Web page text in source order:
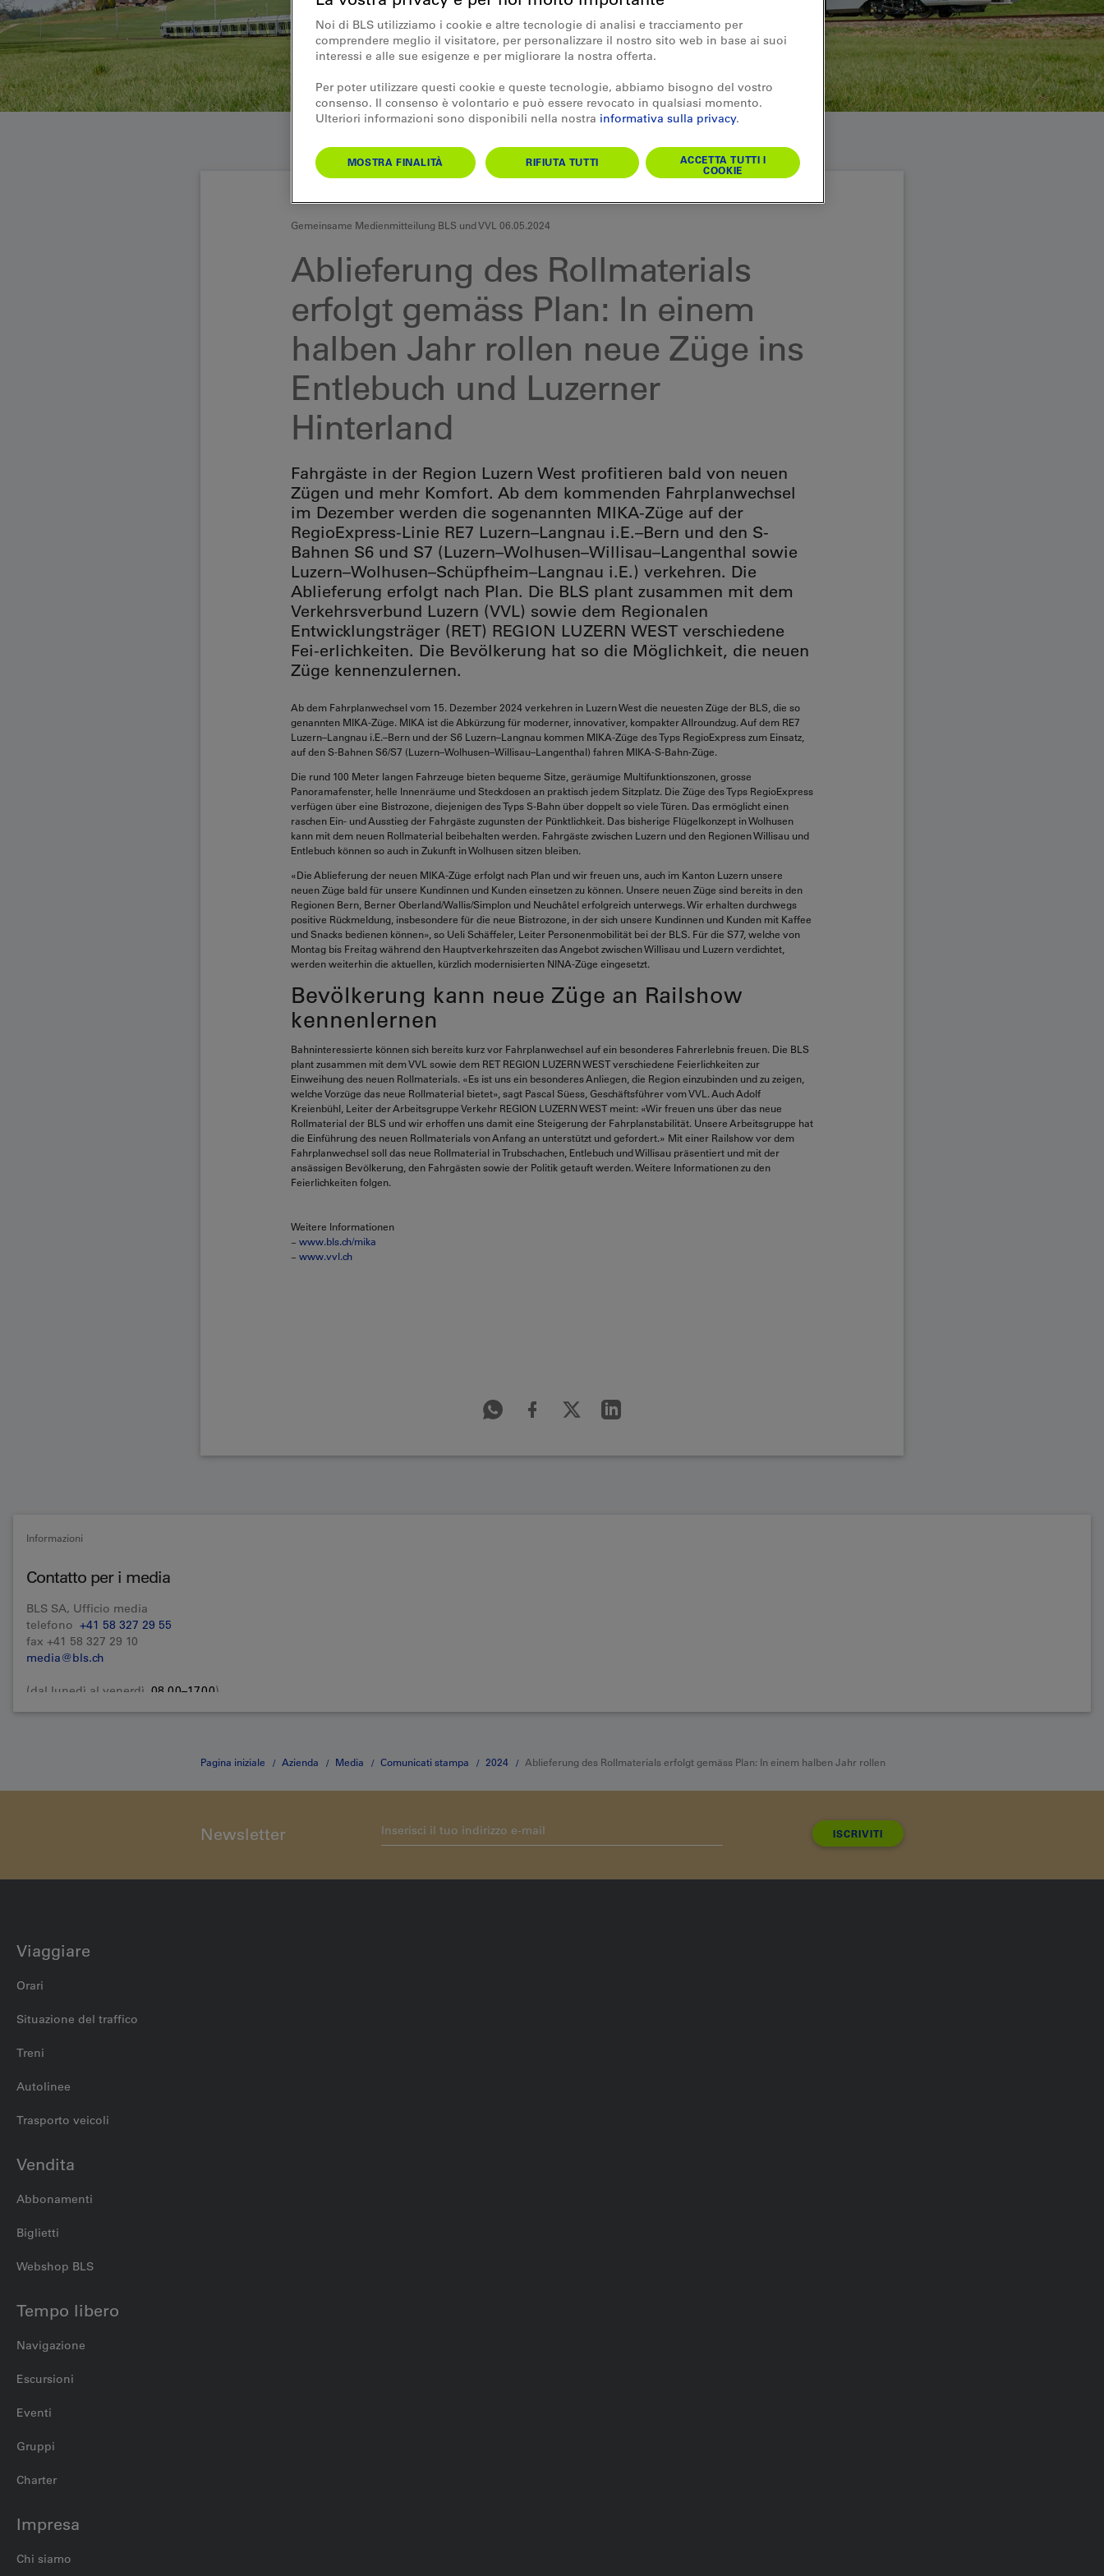
Gemeinsame Medienmitteilung BLS und VVL 06.05.2024
Ablieferung des Rollmaterials
erfolgt gemäss Plan: In einem
halben Jahr rollen neue Züge ins
Entlebuch und Luzerner
Hinterland
Fahrgäste in der Region Luzern West profitieren bald von neuen
Zügen und mehr Komfort. Ab dem kommenden Fahrplanwechsel
im Dezember werden die sogenannten MIKA-Züge auf der
RegioExpress-Linie RE7 Luzern–Langnau i.E.–Bern und den S-
Bahnen S6 und S7 (Luzern–Wolhusen–Willisau–Langenthal sowie
Luzern–Wolhusen–Schüpfheim–Langnau i.E.) verkehren. Die
Ablieferung erfolgt nach Plan. Die BLS plant zusammen mit dem
Verkehrsverbund Luzern (VVL) sowie dem Regionalen
Entwicklungsträger (RET) REGION LUZERN WEST verschiedene
Fei-erlichkeiten. Die Bevölkerung hat so die Möglichkeit, die neuen
Züge kennenzulernen.
Ab dem Fahrplanwechsel vom 15. Dezember 2024 verkehren in Luzern West die neuesten Züge der BLS, die so
genannten MIKA-Züge. MIKA ist die Abkürzung für moderner, innovativer, kompakter Allroundzug. Auf dem RE7
Luzern–Langnau i.E.–Bern und der S6 Luzern–Langnau kommen MIKA-Züge des Typs RegioExpress zum Einsatz,
auf den S-Bahnen S6/S7 (Luzern–Wolhusen–Willisau–Langenthal) fahren MIKA-S-Bahn-Züge.
Die rund 100 Meter langen Fahrzeuge bieten bequeme Sitze, geräumige Multifunktionszonen, grosse
Panoramafenster, helle Innenräume und Steckdosen an praktisch jedem Sitzplatz. Die Züge des Typs RegioExpress
verfügen über eine Bistrozone, diejenigen des Typs S-Bahn über doppelt so viele Türen. Das ermöglicht einen
raschen Ein- und Ausstieg der Fahrgäste zugunsten der Pünktlichkeit. Das bisherige Flügelkonzept in Wolhusen
kann mit dem neuen Rollmaterial beibehalten werden. Fahrgäste zwischen Luzern und den Regionen Willisau und
Entlebuch können so auch in Zukunft in Wolhusen sitzen bleiben.
«Die Ablieferung der neuen MIKA-Züge erfolgt nach Plan und wir freuen uns, auch im Kanton Luzern unsere
neuen Züge bald für unsere Kundinnen und Kunden einsetzen zu können. Unsere neuen Züge sind bereits in den
Regionen Bern, Berner Oberland/Wallis/Simplon und Neuchâtel erfolgreich unterwegs. Wir erhalten durchwegs
positive Rückmeldung, insbesondere für die neue Bistrozone, in der sich unsere Kundinnen und Kunden mit Kaffee
und Snacks bedienen können», so Ueli Schäffeler, Leiter Personenmobilität bei der BLS. Für die S77, welche von
Montag bis Freitag während den Hauptverkehrszeiten das Angebot zwischen Willisau und Luzern verdichtet,
werden weiterhin die aktuellen, kürzlich modernisierten NINA-Züge eingesetzt.
Bevölkerung kann neue Züge an Railshow
kennenlernen
Bahninteressierte können sich bereits kurz vor Fahrplanwechsel auf ein besonderes Fahrerlebnis freuen. Die BLS
plant zusammen mit dem VVL sowie dem RET REGION LUZERN WEST verschiedene Feierlichkeiten zur
Einweihung des neuen Rollmaterials. «Es ist uns ein besonderes Anliegen, die Region einzubinden und zu zeigen,
welche Vorzüge das neue Rollmaterial bietet», sagt Pascal Süess, Geschäftsführer vom VVL. Auch Adolf
Kreienbühl, Leiter der Arbeitsgruppe Verkehr REGION LUZERN WEST meint: «Wir freuen uns über das neue
Rollmaterial der BLS und wir erhoffen uns damit eine Steigerung der Fahrplanstabilität. Unsere Arbeitsgruppe hat
die Einführung des neuen Rollmaterials von Anfang an unterstützt und gefordert.» Mit einer Railshow vor dem
Fahrplanwechsel soll das neue Rollmaterial in Trubschachen, Entlebuch und Willisau präsentiert und mit der
ansässigen Bevölkerung, den Fahrgästen sowie der Politik getauft werden. Weitere Informationen zu den
Feierlichkeiten folgen.
Weitere Informationen
− www.bls.ch/mika
− www.vvl.ch
Informazioni
Contatto per i media
BLS SA, Ufficio media
telefono +41 58 327 29 55
fax +41 58 327 29 10
media@bls.ch
(dal lunedì al venerdì, 08.00–17.00)
Pagina iniziale Azienda Media Comunicati stampa 2024 Ablieferung des Rollmaterials erfolgt gemäss Plan: In einem halben Jahr rollen
Newsletter ISCRIVITI
Viaggiare
Orari
Situazione del traffico
Treni
Autolinee
Trasporto veicoli
Vendita
Abbonamenti
Biglietti
Webshop BLS
Tempo libero
Navigazione
Escursioni
Eventi
Gruppi
Charter
Impresa
Chi siamo
Noi di BLS utilizziamo i cookie e altre tecnologie di analisi e tracciamento per
comprendere meglio il visitatore, per personalizzare il nostro sito web in base ai suoi
interessi e alle sue esigenze e per migliorare la nostra offerta.
Per poter utilizzare questi cookie e queste tecnologie, abbiamo bisogno del vostro
consenso. Il consenso è volontario e può essere revocato in qualsiasi momento.
Ulteriori informazioni sono disponibili nella nostra informativa sulla privacy.
MOSTRA FINALITÀ RIFIUTA TUTTI
ACCETTA TUTTI I
COOKIE